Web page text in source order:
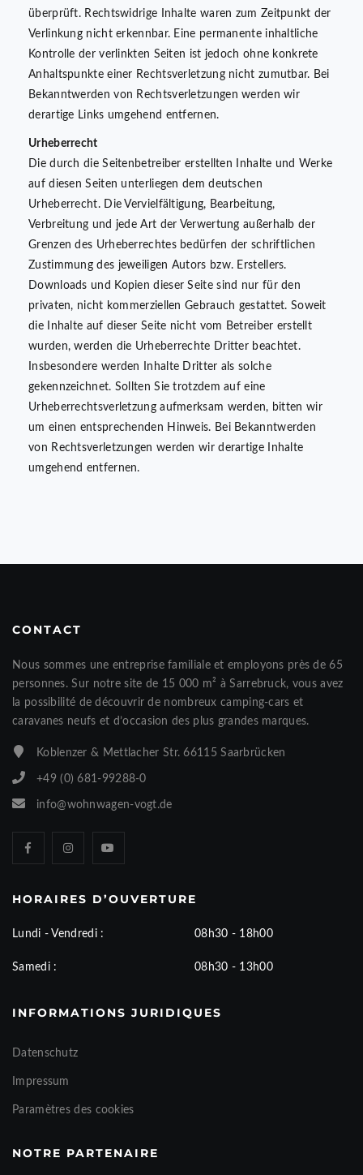
überprüft. Rechtswidrige Inhalte waren zum Zeitpunkt der
Verlinkung nicht erkennbar. Eine permanente inhaltliche
Kontrolle der verlinkten Seiten ist jedoch ohne konkrete
Anhaltspunkte einer Rechtsverletzung nicht zumutbar. Bei
Bekanntwerden von Rechtsverletzungen werden wir
derartige Links umgehend entfernen.
Urheberrecht
Die durch die Seitenbetreiber erstellten Inhalte und Werke
auf diesen Seiten unterliegen dem deutschen
Urheberrecht. Die Vervielfältigung, Bearbeitung,
Verbreitung und jede Art der Verwertung außerhalb der
Grenzen des Urheberrechtes bedürfen der schriftlichen
Zustimmung des jeweiligen Autors bzw. Erstellers.
Downloads und Kopien dieser Seite sind nur für den
privaten, nicht kommerziellen Gebrauch gestattet. Soweit
die Inhalte auf dieser Seite nicht vom Betreiber erstellt
wurden, werden die Urheberrechte Dritter beachtet.
Insbesondere werden Inhalte Dritter als solche
gekennzeichnet. Sollten Sie trotzdem auf eine
Urheberrechtsverletzung aufmerksam werden, bitten wir
um einen entsprechenden Hinweis. Bei Bekanntwerden
von Rechtsverletzungen werden wir derartige Inhalte
umgehend entfernen.
CONTACT
Nous sommes une entreprise familiale et employons près de 65
personnes. Sur notre site de 15 000 m² à Sarrebruck, vous avez
la possibilité de découvrir de nombreux camping-cars et
caravanes neufs et d’occasion des plus grandes marques.
Koblenzer & Mettlacher Str. 66115 Saarbrücken
+49 (0) 681-99288-0
info@wohnwagen-vogt.de
HORAIRES D’OUVERTURE
Lundi - Vendredi : 08h30 - 18h00
Samedi : 08h30 - 13h00
INFORMATIONS JURIDIQUES
Datenschutz
Impressum
Paramètres des cookies
NOTRE PARTENAIRE